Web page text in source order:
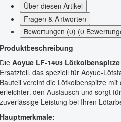
Über diesen Artikel
Fragen & Antworten
Bewertungen (0) (0
Produktbeschreibung
Die Aoyue LF-1403
Ersatzteil, das speziell für Aoyue-
Bauteil vereint die Lötkolbenspitze
erleichtert den Austausch und sorgt
zuverlässige Leistung bei Ihren
Hauptmerkmale: